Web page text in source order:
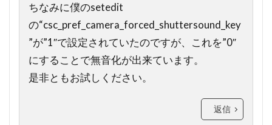
ちなみに僕のsetedit
の“csc_pref_camera_forced_shuttersound_key
”が”1″で設定されていたのですが、これを”0″
にすることで無音化が出来ています。
是非ともお試しください。
返信